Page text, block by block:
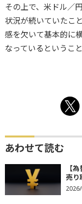
その上で、米ドル／
状況が続いていたこ
感を欠いて基本的に
なっているというこ
あわせて読む
【
売り